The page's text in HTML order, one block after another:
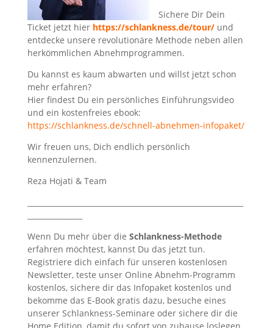
Sichere Dir Dein
Ticket jetzt hier https://schlankness.de/tour/und
entdecke unsere revolutionäre Methode neben allen
herkömmlichen Abnehmprogrammen.
Du kannst es kaum abwarten und willst jetzt schon
mehr erfahren?
Hier findest Du ein persönliches Einführungsvideo
und ein kostenfreies ebook:
https://schlankness.de/schnell-abnehmen-infopaket/
Wir freuen uns, Dich endlich persönlich
kennenzulernen.
Reza Hojati & Team
Wenn Du mehr über die Schlankness-Methode
erfahren möchtest, kannst Du das jetzt tun.
Registriere dich einfach für unseren kostenlosen
Newsletter, teste unser Online Abnehm-Programm
kostenlos, sichere dir das Infopaket kostenlos und
bekomme das E-Book gratis dazu, besuche eines
unserer Schlankness-Seminare oder sichere dir die